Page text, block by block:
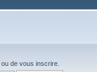
ou de vous inscrire